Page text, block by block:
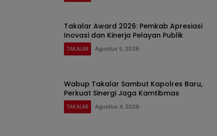
Takalar Award 2026: Pemkab Apresiasi
Inovasi dan Kinerja Pelayan Publik
TAKALAR Agustus 5, 2026
Wabup Takalar Sambut Kapolres Baru,
Perkuat Sinergi Jaga Kamtibmas
TAKALAR Agustus 4, 2026